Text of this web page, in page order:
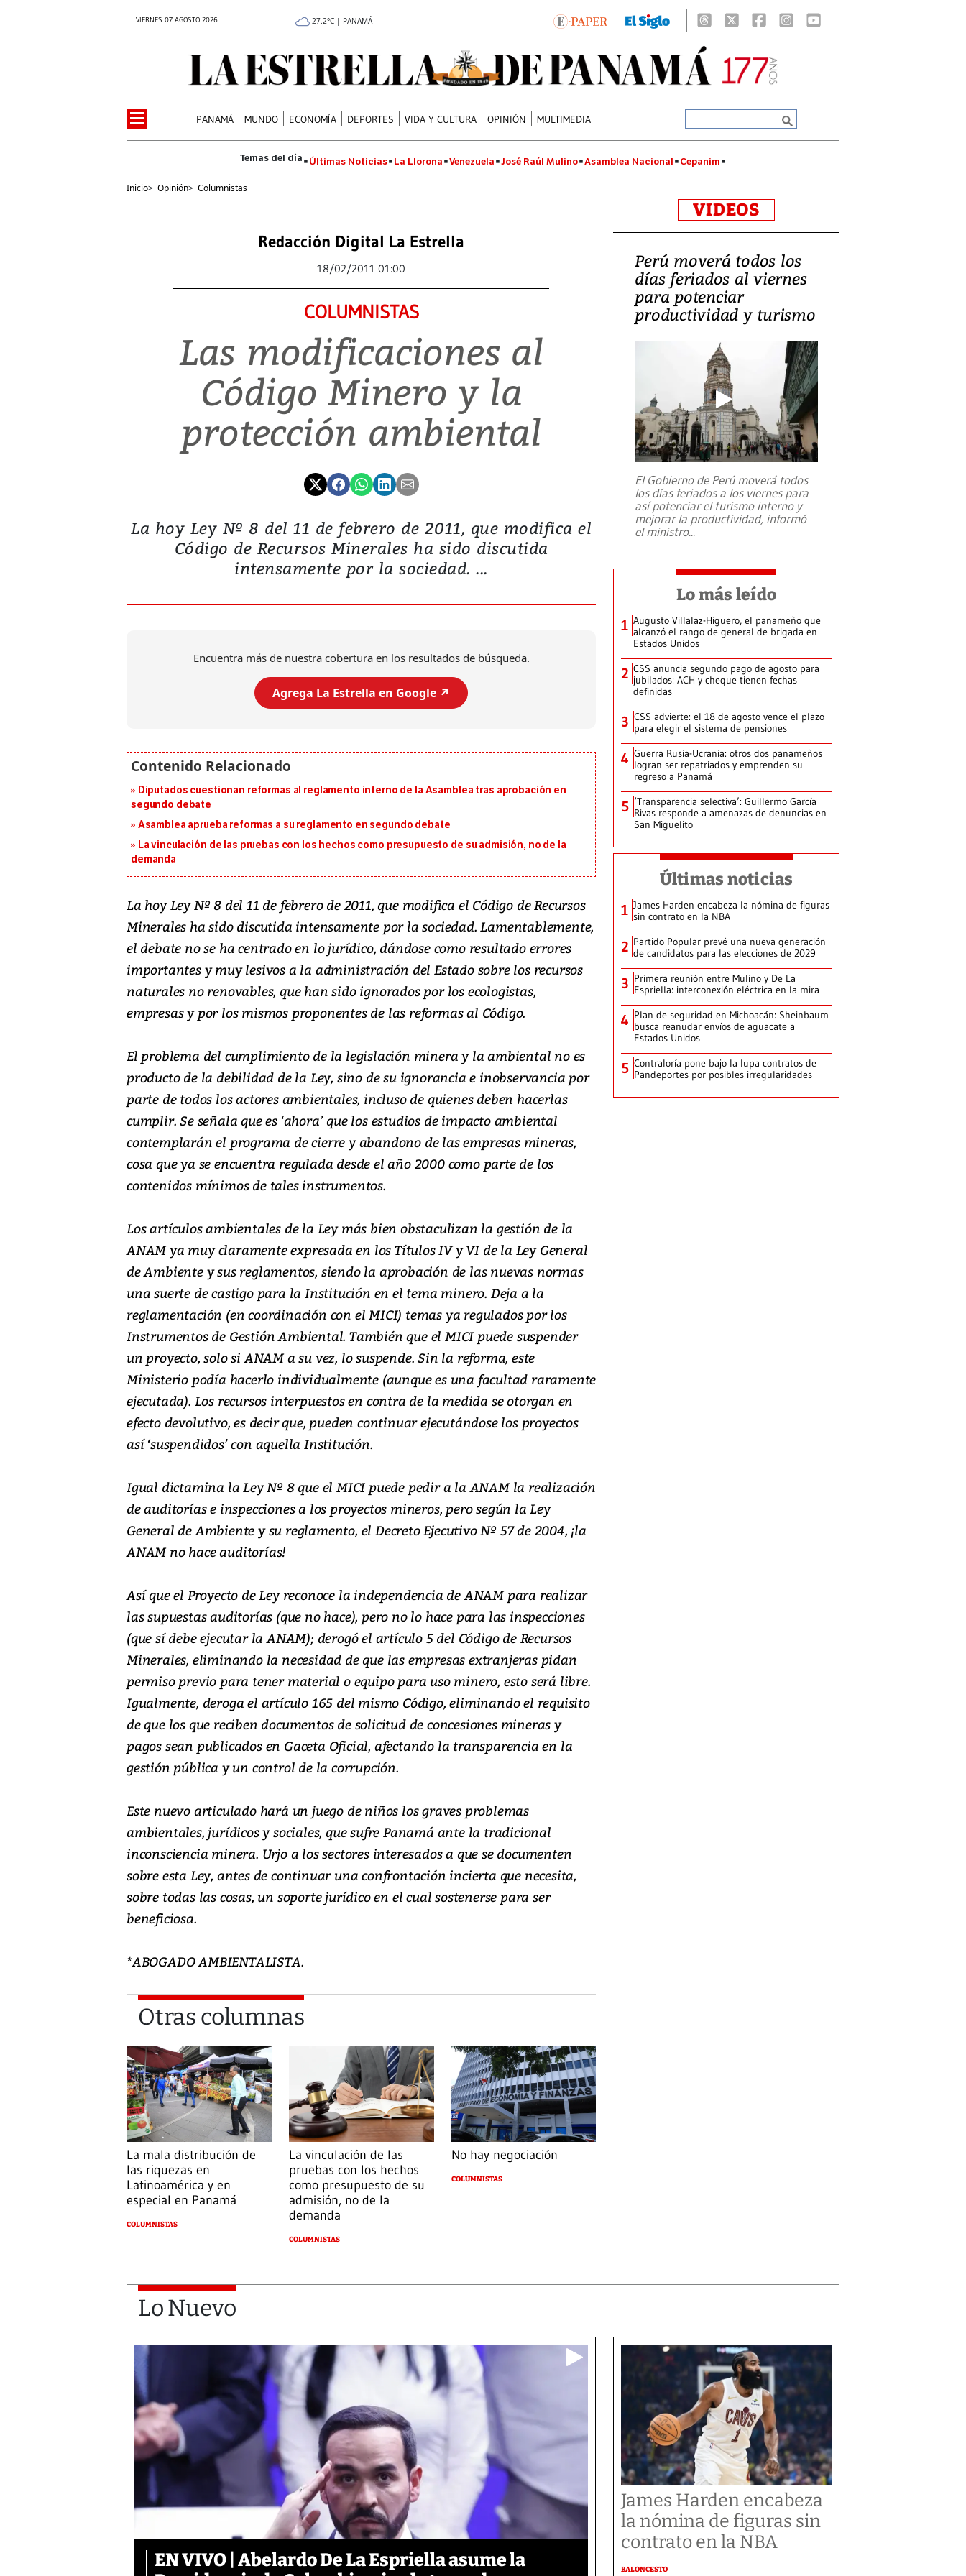
VIERNES 07 AGOSTO 2026 27.2°C | PANAMÁ
PANAMÁ MUNDO ECONOMÍA DEPORTES VIDA Y CULTURA OPINIÓN MULTIMEDIA
Últimas Noticias La Llorona Venezuela José Raúl Mulino Asamblea Nacional Cepanim
Inicio> Opinión> Columnistas
Redacción Digital La Estrella
18/02/2011 01:00
COLUMNISTAS
Las modificaciones al
Código Minero y la
protección ambiental
La hoy Ley Nº 8 del 11 de febrero de 2011, que modifica el
Código de Recursos Minerales ha sido discutida
intensamente por la sociedad. ...
Encuentra más de nuestra cobertura en los resultados de búsqueda.
Agrega La Estrella en Google ↗️
Diputados cuestionan reformas al reglamento interno de la Asamblea tras aprobación en
segundo debate
Asamblea aprueba reformas a su reglamento en segundo debate
La vinculación de las pruebas con los hechos como presupuesto de su admisión, no de la
demanda
La hoy Ley Nº 8 del 11 de febrero de 2011, que modifica el Código de Recursos
Minerales ha sido discutida intensamente por la sociedad. Lamentablemente,
el debate no se ha centrado en lo jurídico, dándose como resultado errores
importantes y muy lesivos a la administración del Estado sobre los recursos
naturales no renovables, que han sido ignorados por los ecologistas,
empresas y por los mismos proponentes de las reformas al Código.
El problema del cumplimiento de la legislación minera y la ambiental no es
producto de la debilidad de la Ley, sino de su ignorancia e inobservancia por
parte de todos los actores ambientales, incluso de quienes deben hacerlas
cumplir. Se señala que es ‘ahora’ que los estudios de impacto ambiental
contemplarán el programa de cierre y abandono de las empresas mineras,
cosa que ya se encuentra regulada desde el año 2000 como parte de los
contenidos mínimos de tales instrumentos.
Los artículos ambientales de la Ley más bien obstaculizan la gestión de la
ANAM ya muy claramente expresada en los Títulos IV y VI de la Ley General
de Ambiente y sus reglamentos, siendo la aprobación de las nuevas normas
una suerte de castigo para la Institución en el tema minero. Deja a la
reglamentación (en coordinación con el MICI) temas ya regulados por los
Instrumentos de Gestión Ambiental. También que el MICI puede suspender
un proyecto, solo si ANAM a su vez, lo suspende. Sin la reforma, este
Ministerio podía hacerlo individualmente (aunque es una facultad raramente
ejecutada). Los recursos interpuestos en contra de la medida se otorgan en
efecto devolutivo, es decir que, pueden continuar ejecutándose los proyectos
así ‘suspendidos’ con aquella Institución.
Igual dictamina la Ley Nº 8 que el MICI puede pedir a la ANAM la realización
de auditorías e inspecciones a los proyectos mineros, pero según la Ley
General de Ambiente y su reglamento, el Decreto Ejecutivo Nº 57 de 2004, ¡la
ANAM no hace auditorías!
Así que el Proyecto de Ley reconoce la independencia de ANAM para realizar
las supuestas auditorías (que no hace), pero no lo hace para las inspecciones
(que sí debe ejecutar la ANAM); derogó el artículo 5 del Código de Recursos
Minerales, eliminando la necesidad de que las empresas extranjeras pidan
permiso previo para tener material o equipo para uso minero, esto será libre.
Igualmente, deroga el artículo 165 del mismo Código, eliminando el requisito
de que los que reciben documentos de solicitud de concesiones mineras y
pagos sean publicados en Gaceta Oficial, afectando la transparencia en la
gestión pública y un control de la corrupción.
Este nuevo articulado hará un juego de niños los graves problemas
ambientales, jurídicos y sociales, que sufre Panamá ante la tradicional
inconsciencia minera. Urjo a los sectores interesados a que se documenten
sobre esta Ley, antes de continuar una confrontación incierta que necesita,
sobre todas las cosas, un soporte jurídico en el cual sostenerse para ser
beneficiosa.
*ABOGADO AMBIENTALISTA.
Otras columnas
La mala distribución de
las riquezas en
Latinoamérica y en
especial en Panamá
COLUMNISTAS
La vinculación de las
pruebas con los hechos
como presupuesto de su
admisión, no de la
demanda
COLUMNISTAS
No hay negociación
COLUMNISTAS
VIDEOS
Perú moverá todos los
días feriados al viernes
para potenciar
productividad y turismo
El Gobierno de Perú moverá todos
los días feriados a los viernes para
así potenciar el turismo interno y
mejorar la productividad, informó
el ministro...
Lo más leído
1 Augusto Villalaz-Higuero, el panameño que
alcanzó el rango de general de brigada en
Estados Unidos
2 CSS anuncia segundo pago de agosto para
jubilados: ACH y cheque tienen fechas
definidas
3 CSS advierte: el 18 de agosto vence el plazo
para elegir el sistema de pensiones
4 Guerra Rusia-Ucrania: otros dos panameños
logran ser repatriados y emprenden su
regreso a Panamá
5 ‘Transparencia selectiva’: Guillermo García
Rivas responde a amenazas de denuncias en
San Miguelito
Últimas noticias
1 James Harden encabeza la nómina de figuras
sin contrato en la NBA
2 Partido Popular prevé una nueva generación
de candidatos para las elecciones de 2029
3 Primera reunión entre Mulino y De La
Espriella: interconexión eléctrica en la mira
4 Plan de seguridad en Michoacán: Sheinbaum
busca reanudar envíos de aguacate a
Estados Unidos
5 Contraloría pone bajo la lupa contratos de
Pandeportes por posibles irregularidades
Lo Nuevo
EN VIVO | Abelardo De La Espriella asume la
James Harden encabeza
la nómina de figuras sin
contrato en la NBA
BALONCESTO